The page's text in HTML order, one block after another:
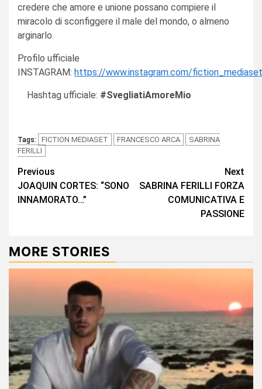
credere che amore e unione possano compiere il
miracolo di sconfiggere il male del mondo, o almeno
arginarlo.
Profilo ufficiale
INSTAGRAM: https://www.instagram.com/
Hashtag ufficiale: #SvegliatiAmoreMio
Tags: FICTION MEDIASET FRANCESCO ARCA
SABRINA
FERILLI
Continue
Reading
Previous
JOAQUIN CORTES: “SONO
INNAMORATO…”
Next
SABRINA FERILLI FORZA
COMUNICATIVA E
PASSIONE
MORE STORIES